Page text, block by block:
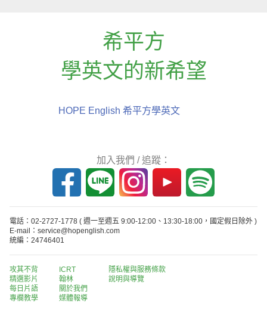
希平方
學英文的新希望
HOPE English 希平方學英文
加入我們 / 追蹤：
電話：02-2727-1778 ( 週一至週五 9:00-12:00、13:30-18:00，國定假日除外 )
E-mail：service@hopenglish.com
統編：24746401
攻其不背
精選影片
每日片語
專欄教學
ICRT
翰林
關於我們
媒體報導
隱私權與服務條款
說明與導覽